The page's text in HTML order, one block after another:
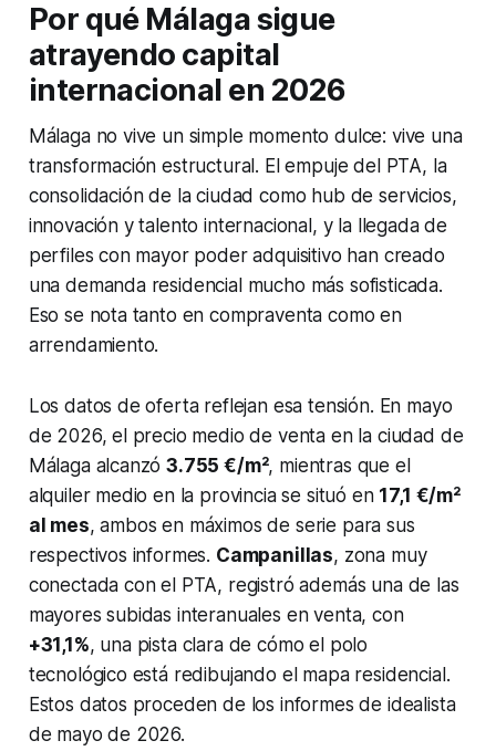
Por qué Málaga sigue
atrayendo capital
internacional en 2026
Málaga no vive un simple momento dulce: vive una
transformación estructural. El empuje del PTA, la
consolidación de la ciudad como hub de servicios,
innovación y talento internacional, y la llegada de
perfiles con mayor poder adquisitivo han creado
una demanda residencial mucho más sofisticada.
Eso se nota tanto en compraventa como en
arrendamiento.
Los datos de oferta reflejan esa tensión. En mayo
de 2026, el precio medio de venta en la ciudad de
Málaga alcanzó3.755 €/m², mientras que el
alquiler medio en la provincia se situó en 17,1 €/m²
al mes, ambos en máximos de serie para sus
respectivos informes. Campanillas, zona muy
conectada con el PTA, registró además una de las
mayores subidas interanuales en venta, con
+31,1%, una pista clara de cómo el polo
tecnológico está redibujando el mapa residencial.
Estos datos proceden de los informes de idealista
de mayo de 2026.